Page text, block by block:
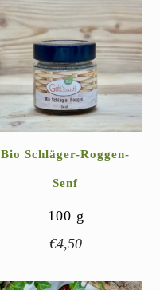
Bio Schläger-Roggen-
Senf
100 g
€4,50